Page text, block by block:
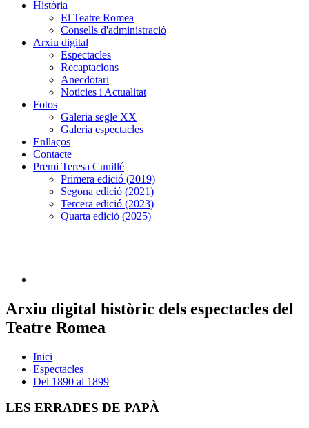
Història
El Teatre Romea
Consells d'administració
Arxiu digital
Espectacles
Recaptacions
Anecdotari
Notícies i Actualitat
Fotos
Galeria segle XX
Galeria espectacles
Enllaços
Contacte
Premi Teresa Cunillé
Primera edició (2019)
Segona edició (2021)
Tercera edició (2023)
Quarta edició (2025)
Arxiu digital històric dels espectacles del
Teatre Romea
Inici
Espectacles
Del 1890 al 1899
LES ERRADES DE PAPÀ